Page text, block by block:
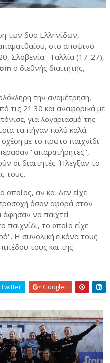
των δύο Ελληνίδων,
στο αποψινό
Σλοβενία - Γαλλία (17-27),
ο διεθνής διαιτητής,
την αναμέτρηση,
τις 21:30 και αναφορικά με
για λογαριασμό της
τα πήγαν πολύ καλά.
με το πρώτο παιχνίδι
''απαρατήρητες'',
οι διαιτητές. Ήλεγξαν το
τους.
αν και δεν είχε
όσον αφορά στον
άφησαν να παιχτεί
το οποίο είχε
Η συνολική εικόνα τους
τους και της
Twitter Google+